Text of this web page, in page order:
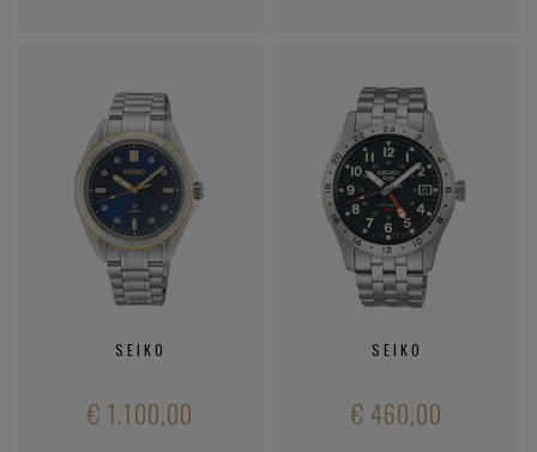
SEIKO
€ 1.100,00
SEIKO
€ 460,00